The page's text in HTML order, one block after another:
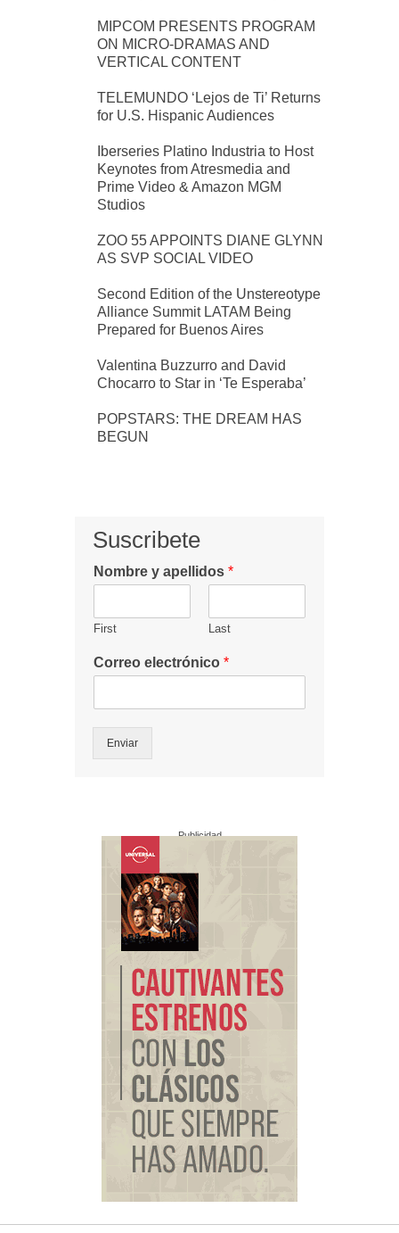
MIPCOM PRESENTS PROGRAM
ON MICRO-DRAMAS AND
VERTICAL CONTENT
TELEMUNDO ‘Lejos de Ti’ Returns
for U.S. Hispanic Audiences
Iberseries Platino Industria to Host
Keynotes from Atresmedia and
Prime Video & Amazon MGM
Studios
ZOO 55 APPOINTS DIANE GLYNN
AS SVP SOCIAL VIDEO
Second Edition of the Unstereotype
Alliance Summit LATAM Being
Prepared for Buenos Aires
Valentina Buzzurro and David
Chocarro to Star in ‘Te Esperaba’
POPSTARS: THE DREAM HAS
BEGUN
Suscribete
Nombre y apellidos *
First Last
Correo electrónico *
Enviar
Publicidad